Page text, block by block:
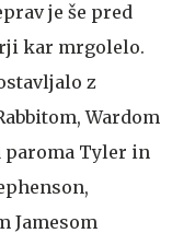
je še pred
kar mrgolelo.
z
Wardom
paroma Tyler in
Jamesom